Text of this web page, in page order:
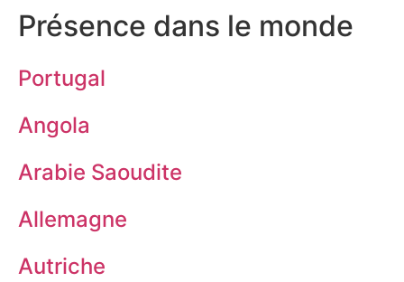
Présence dans le monde
Portugal
Angola
Arabie Saoudite
Allemagne
Autriche